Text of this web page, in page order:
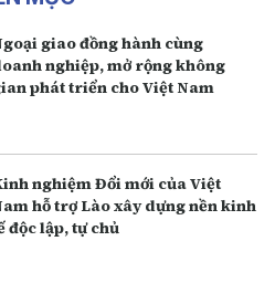
giao đồng hành cùng
nghiệp, mở rộng không
phát triển cho Việt Nam
nghiệm Đổi mới của Việt
hỗ trợ Lào xây dựng nền kinh
độc lập, tự chủ